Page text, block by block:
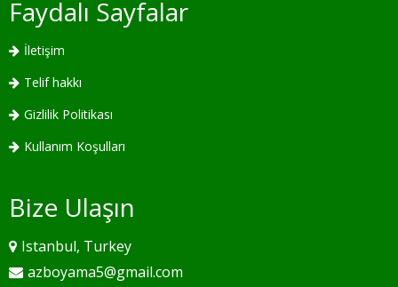
Faydalı Sayfalar
İletişim
Telif hakkı
Gizlilik Politikası
Kullanım Koşulları
Bize Ulaşın
Istanbul, Turkey
azboyama5@gmail.com